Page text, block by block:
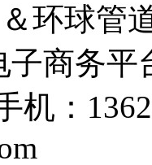
环球管
商务平
机：